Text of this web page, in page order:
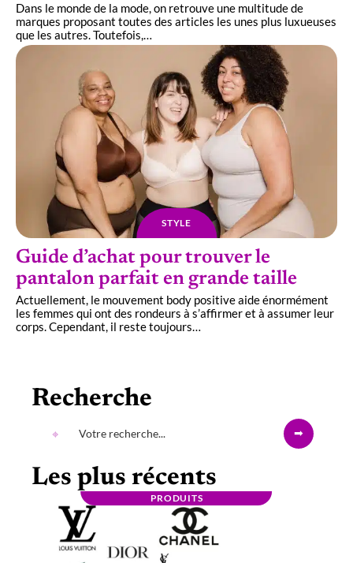
Dans le monde de la mode, on retrouve une multitude de
marques proposant toutes des articles les unes plus luxueuses
que les autres. Toutefois,…
STYLE
Guide d’achat pour trouver le
pantalon parfait en grande taille
Actuellement, le mouvement body positive aide énormément
les femmes qui ont des rondeurs à s’affirmer et à assumer leur
corps. Cependant, il reste toujours…
Recherche
Les plus récents
PRODUITS